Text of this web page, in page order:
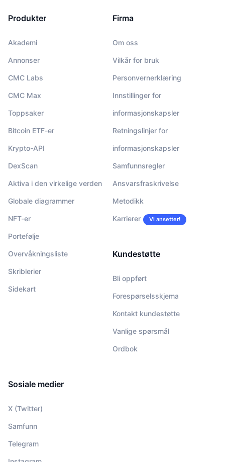
Produkter
Akademi
Annonser
CMC Labs
CMC Max
Toppsaker
Bitcoin ETF-er
Krypto-API
DexScan
Aktiva i den virkelige verden
Globale diagrammer
NFT-er
Portefølje
Overvåkningsliste
Skriblerier
Sidekart
Firma
Om oss
Vilkår for bruk
Personvernerklæring
Innstillinger for
informasjonskapsler
Retningslinjer for
informasjonskapsler
Samfunnsregler
Ansvarsfraskrivelse
Metodikk
Karrierer Vi ansetter!
Kundestøtte
Bli oppført
Forespørselsskjema
Kontakt kundestøtte
Vanlige spørsmål
Ordbok
Sosiale medier
X (Twitter)
Samfunn
Telegram